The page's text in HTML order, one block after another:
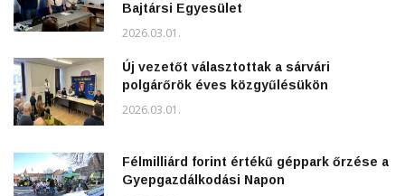
Bajtársi Egyesület
2026.03.01.
Új vezetőt választottak a sárvári
polgárőrök éves közgyűlésükön
2026.03.01.
Félmilliárd forint értékű géppark őrzése a
Gyepgazdálkodási Napon